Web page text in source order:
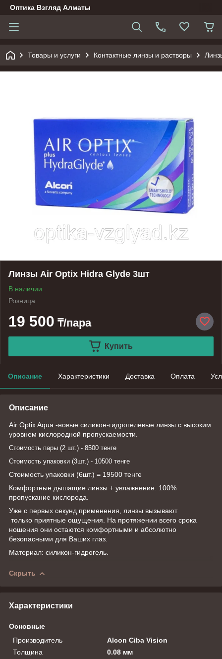
Оптика Взгляд Алматы
Товары и услуги Контактные линзы и растворы
Линзы Air Optix Hidra Glyde 3шт
В наличии
Розница
19 500 ₸/пара
Купить
Описание Характеристики Доставка Оплата
Описание
Air Optix Aqua -новые силикон-гидрогелевые линзы с высоким
уровнем кислородной пропускаемости.
Стоимость пары (2 шт.) - 8500 тенге
Стоимость упаковки (3шт.) - 10500 тенге
Стоимость упаковки (6шт.) = 19500 тенге
Комфортные дышащие линзы + увлажнение. 100%
пропускание кислорода.
Уже с первых секунд применения, линзы вызывают
только приятные ощущения. На протяжении всего срока
ношения они остаются комфортными и абсолютно
безопасными для Ваших глаз.
Материал: силикон-гидрогель.
Скрыть
Характеристики
Основные
Производитель
Alcon Ciba Vision
Толщина
0.08 мм